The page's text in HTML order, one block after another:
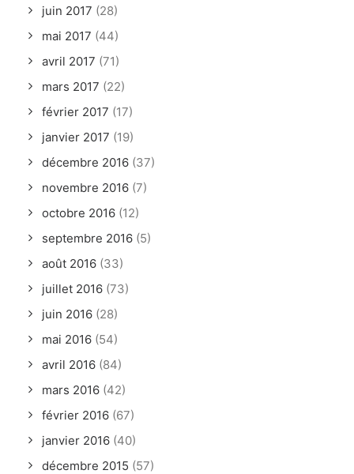
juin 2017 (28)
mai 2017 (44)
avril 2017 (71)
mars 2017 (22)
février 2017 (17)
janvier 2017 (19)
décembre 2016 (37)
novembre 2016 (7)
octobre 2016 (12)
septembre 2016 (5)
août 2016 (33)
juillet 2016 (73)
juin 2016 (28)
mai 2016 (54)
avril 2016 (84)
mars 2016 (42)
février 2016 (67)
janvier 2016 (40)
décembre 2015 (57)